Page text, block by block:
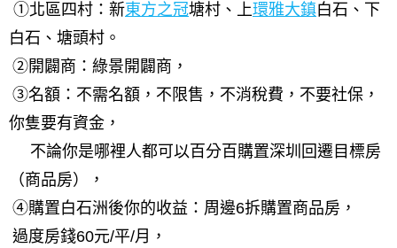
①北區四村：新東方之冠塘村、上環雅大鎮白石、下
白石、塘頭村。
②開闢商：綠景開闢商，
③名額：不需名額，不限售，不消稅費，不要社保，
你隻要有資金，
不論你是哪裡人都可以百分百購置深圳回遷目標房
（商品房），
④購置白石洲後你的收益：周邊6拆購置商品房，
過度房錢60元/平/月，